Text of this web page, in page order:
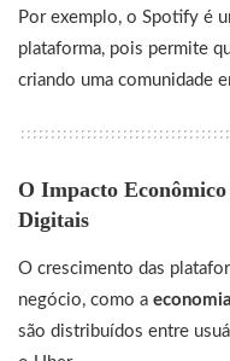
Por exemplo, o Spotify é
plataforma, pois permite
criando uma comunidade
O Impacto
Digitais
O crescimento das
negócio, como a
são distribuídos entre